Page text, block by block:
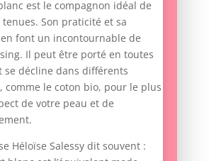
est le compagnon idéal de
Son praticité et sa
font un incontournable de
Il peut être porté en toutes
se décline dans différents
comme le coton bio, pour le plus
de votre peau et de
Héloïse Salessy dit souvent :